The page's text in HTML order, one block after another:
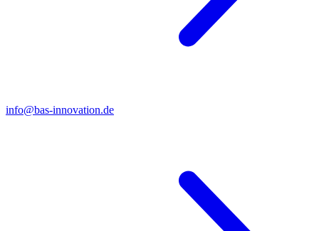
info@bas-innovation.de